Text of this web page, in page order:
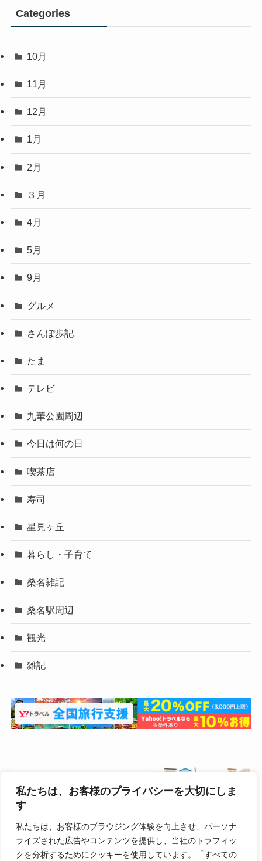
私たちは、お客様のプライバシーを大切にしま
す
私たちは、お客様のブラウジング体験を向上させ、パーソナ
ライズされた広告やコンテンツを提供し、当社のトラフィッ
クを分析するためにクッキーを使用しています。「すべての
Categories
10月
11月
12月
1月
2月
３月
4月
5月
9月
グルメ
さんぽ歩記
たま
テレビ
九華公園周辺
今日は何の日
喫茶店
寿司
星見ヶ丘
暮らし・子育て
桑名雑記
桑名駅周辺
観光
雑記